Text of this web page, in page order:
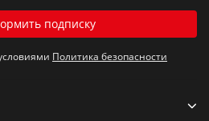
подписку
Политика безопасности